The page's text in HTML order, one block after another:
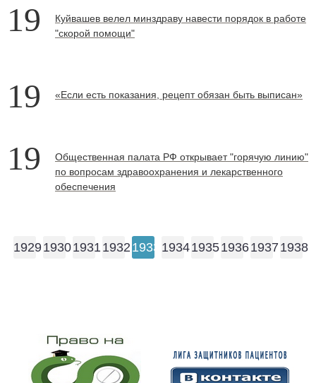
19
Куйвашев велел минздраву навести порядок в работе
"скорой помощи"
19 «Если есть показания, рецепт обязан быть выписан»
19
Общественная палата РФ открывает "горячую линию"
по вопросам здравоохранения и лекарственного
обеспечения
192919301931 1932 1933 1934193519361937 1938